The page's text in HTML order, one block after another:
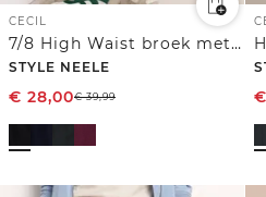
CECIL
7/8 High Waist broek met wijde pijpen in Loose Fit
STYLE NEELE
€ 28,00€39,99 €